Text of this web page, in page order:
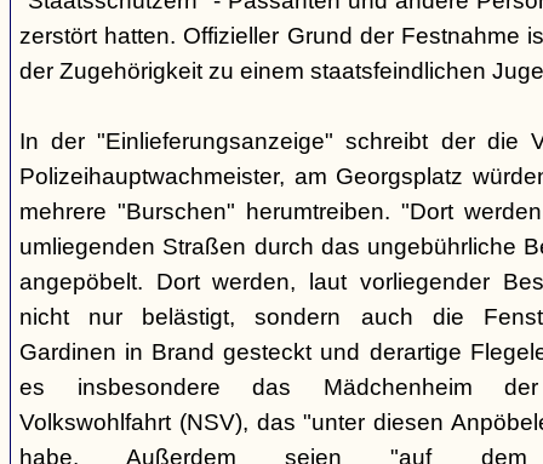
zerstört hatten. Offizieller Grund der Festnahme
der Zugehörigkeit zu einem staatsfeindlichen
In der "Einlieferungsanzeige" schreibt der die
Polizeihauptwachmeister, am Georgsplatz
mehrere "Burschen" herumtreiben. "Dort
umliegenden Straßen durch das ungebührliche
angepöbelt. Dort werden, laut vorliegender
nicht nur belästigt, sondern auch die
Gardinen in Brand gesteckt und derartige
es insbesondere das Mädchenheim der
Volkswohlfahrt (NSV), das "unter diesen
habe. Außerdem seien "auf dem